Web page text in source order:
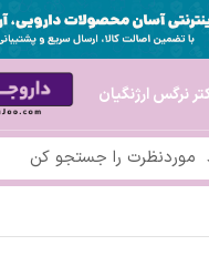
نرگس ارژنگیان